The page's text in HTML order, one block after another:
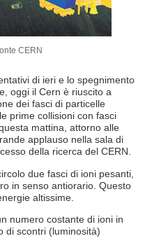
CERN
di ieri e lo spegnimento
oggi il Cern è riuscito a
dei fasci di particelle
prime collisioni con fasci
mattina, attorno alle
applauso nella sala di
della ricerca del CERN.
due fasci di ioni pesanti,
in senso antiorario. Questo
altissime.
numero costante di ioni in
di scontri (luminosità)